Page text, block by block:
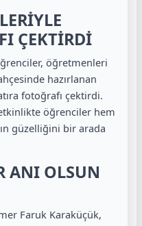
ÇEKTİRDİ
öğretmenleri
hazırlanan
fotoğrafı çektirdi.
öğrenciler hem
güzelliğini bir arada
ANI OLSUN
Faruk Karaküçük,